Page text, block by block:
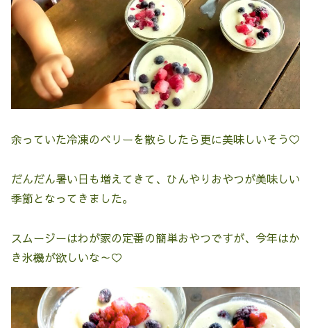
余っていた冷凍のベリーを散らしたら更に美味しいそう♡
だんだん暑い日も増えてきて、ひんやりおやつが美味しい
季節となってきました。
スムージーはわが家の定番の簡単おやつですが、今年はか
き氷機が欲しいな～♡